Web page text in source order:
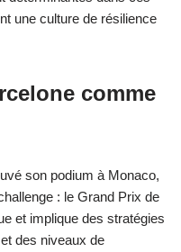
une culture de résilience
comme
son podium à Monaco,
: le Grand Prix de
et implique des stratégies
des niveaux de